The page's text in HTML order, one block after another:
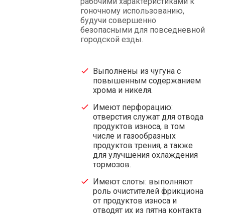
гоночному использованию,
будучи совершенно
безопасными для повседневной
городской езды.
Выполнены из чугуна с
повышенным содержанием
хрома и никеля.
Имеют перфорацию:
отверстия служат для отвода
продуктов износа, в том
числе и газообразных
продуктов трения, а также
для улучшения охлаждения
тормозов.
Имеют слоты: выполняют
роль очистителей фрикциона
от продуктов износа и
отводят их из пятна контакта